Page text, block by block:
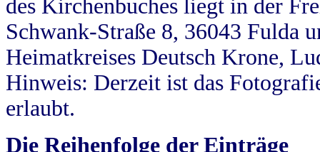
des Kirchenbuches liegt in der
Schwank-Straße 8, 36043 Fulda
Heimatkreises Deutsch Krone,
Hinweis: Derzeit ist das
erlaubt.
Die Reihenfolge der Einträge